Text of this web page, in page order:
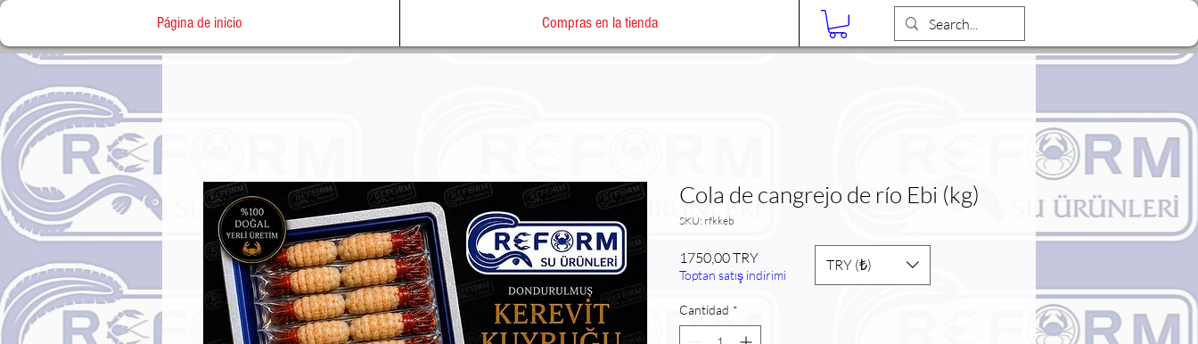
Página de inicio Compras en la tienda
Cola de cangrejo de río Ebi (kg)
SKU: rfkkeb
1750,00 TRYPrecio
Toptan satış indirimi
Cantidad *
TRY (₺)